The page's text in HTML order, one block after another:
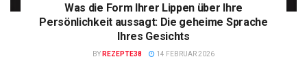
Was die Form Ihrer Lippen über Ihre
Persönlichkeit aussagt: Die geheime Sprache
Ihres Gesichts
BY REZEPTE38 14 FEBRUAR 2026